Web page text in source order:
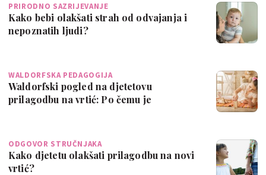
PRIRODNO SAZRIJEVANJE
Kako bebi olakšati strah od odvajanja i
nepoznatih ljudi?
WALDORFSKA PEDAGOGIJA
Waldorfski pogled na djetetovu
prilagodbu na vrtić: Po čemu je
ODGOVOR STRUČNJAKA
Kako djetetu olakšati prilagodbu na novi
vrtić?